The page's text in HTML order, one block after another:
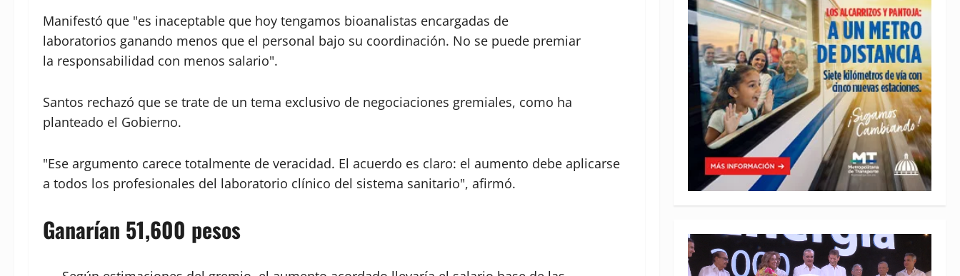
Manifestó que "es inaceptable que hoy tengamos bioanalistas encargadas de
laboratorios ganando menos que el personal bajo su coordinación. No se puede premiar
la responsabilidad con menos salario".
Santos rechazó que se trate de un tema exclusivo de negociaciones gremiales, como ha
planteado el Gobierno.
"Ese argumento carece totalmente de veracidad. El acuerdo es claro: el aumento debe aplicarse
a todos los profesionales del laboratorio clínico del sistema sanitario", afirmó.
Ganarían 51,600 pesos
Reproductor
de